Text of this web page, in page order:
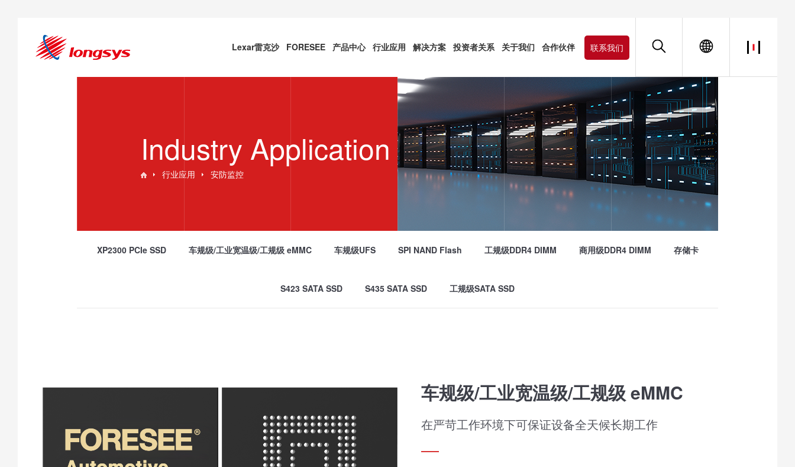
Lexar雷克沙 FORESEE 产品中心 行业应用 解决方案 投资者关系 关于我们 合作伙伴 联系我们
Industry Application
行业应用 安防监控
XP2300 PCIe SSD 车规级/工业宽温级/工规级 eMMC 车规级UFS SPI NAND Flash 工规级DDR4 DIMM 商用级DDR4 DIMM 存储卡
S423 SATA SSD S435 SATA SSD 工规级SATA SSD
车规级/工业宽温级/工规级 eMMC
在严苛工作环境下可保证设备全天候长期工作